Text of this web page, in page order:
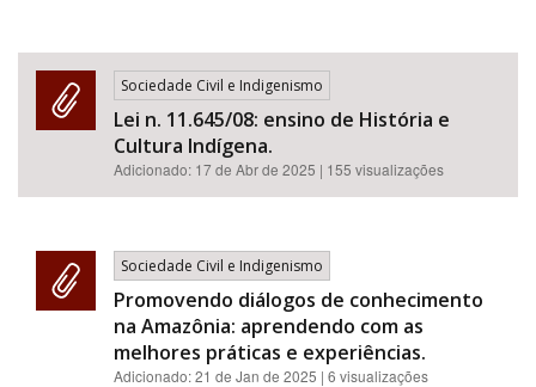
Sociedade Civil e Indigenismo
Lei n. 11.645/08: ensino de História e
Cultura Indígena.
Adicionado: 17 de Abr de 2025 | 155 visualizações
Sociedade Civil e Indigenismo
Promovendo diálogos de conhecimento
na Amazônia: aprendendo com as
melhores práticas e experiências.
Adicionado:21 de Jan de 2025 | 6 visualizações